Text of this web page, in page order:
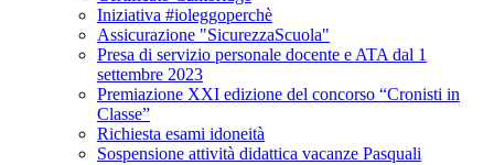
Iniziativa #ioleggoperchè
Assicurazione "SicurezzaScuola"
Presa di servizio personale docente e ATA dal 1
settembre 2023
Premiazione XXI edizione del concorso “Cronisti in
Classe”
Richiesta esami idoneità
Sospensione attività didattica vacanze Pasquali